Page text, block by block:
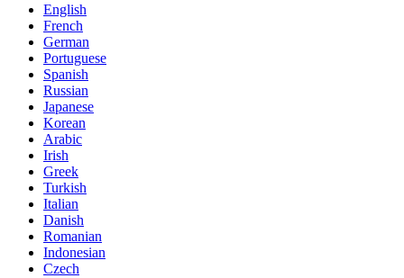
English
French
German
Portuguese
Spanish
Russian
Japanese
Korean
Arabic
Irish
Greek
Turkish
Italian
Danish
Romanian
Indonesian
Czech